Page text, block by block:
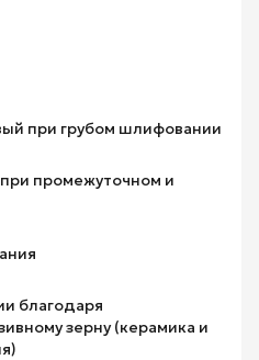
при грубом шлифовании
промежуточном и
благодаря
зерну (керамика и